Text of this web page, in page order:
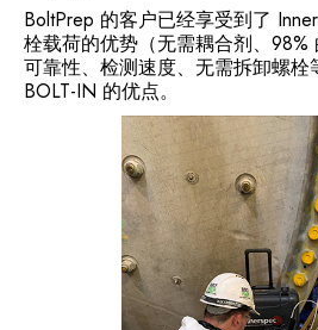
BoltPrep 的客户已经享受到了
栓载荷的优势（无需耦合剂、98%
可靠性、检测速度、无需拆卸螺栓
BOLT-IN 的优点。